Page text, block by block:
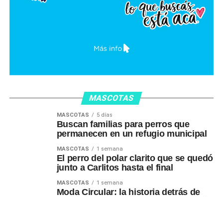
MASCOTAS
MASCOTAS 5 días
Buscan familias para perros que
permanecen en un refugio municipal
MASCOTAS 1 semana
El perro del polar clarito que se quedó
junto a Carlitos hasta el final
MASCOTAS 1 semana
Moda Circular: la historia detrás de